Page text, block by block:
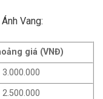
Vang:
giá (VNĐ)